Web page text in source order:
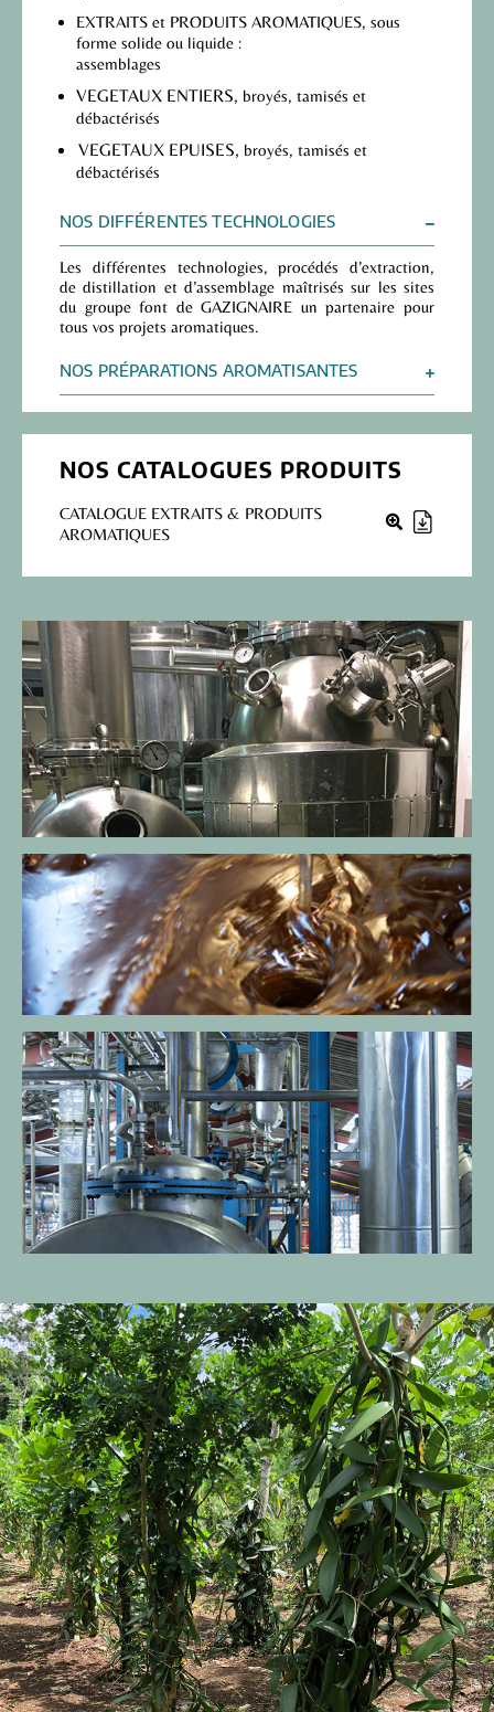
EXTRAITS et PRODUITS AROMATIQUES, sous
forme solide ou liquide :
assemblages
VEGETAUX ENTIERS, broyés, tamisés et
débactérisés
VEGETAUX EPUISES, broyés, tamisés et
débactérisés
NOS DIFFÉRENTES TECHNOLOGIES
Les différentes technologies, procédés d’extraction,
dedistillation et d’assemblage maîtrisés sur les sites
du groupe font de GAZIGNAIRE un partenaire pour
tous vos projets aromatiques.
NOS PRÉPARATIONS AROMATISANTES
NOS CATALOGUES PRODUITS
CATALOGUE EXTRAITS & PRODUITS
AROMATIQUES